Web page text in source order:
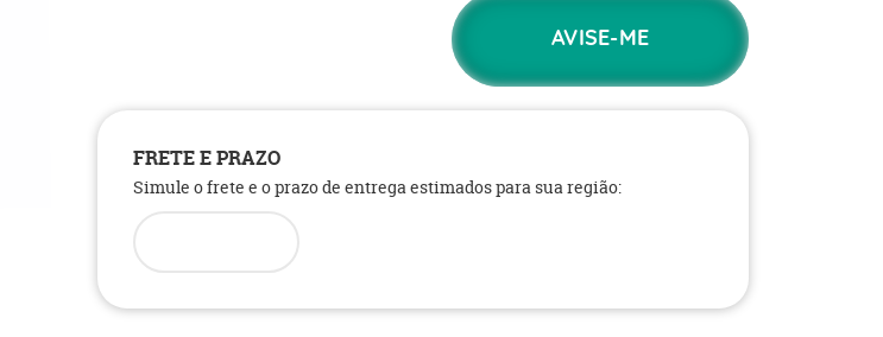
AVISE-ME
FRETE E PRAZO
Simule o frete e o prazo de entrega estimados para sua região: